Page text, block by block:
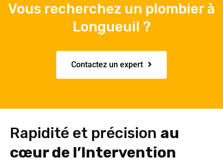
Vous recherchez un plombier à
Longueuil ?
Contactez un expert
Rapidité et précision au
cœur de l’Intervention